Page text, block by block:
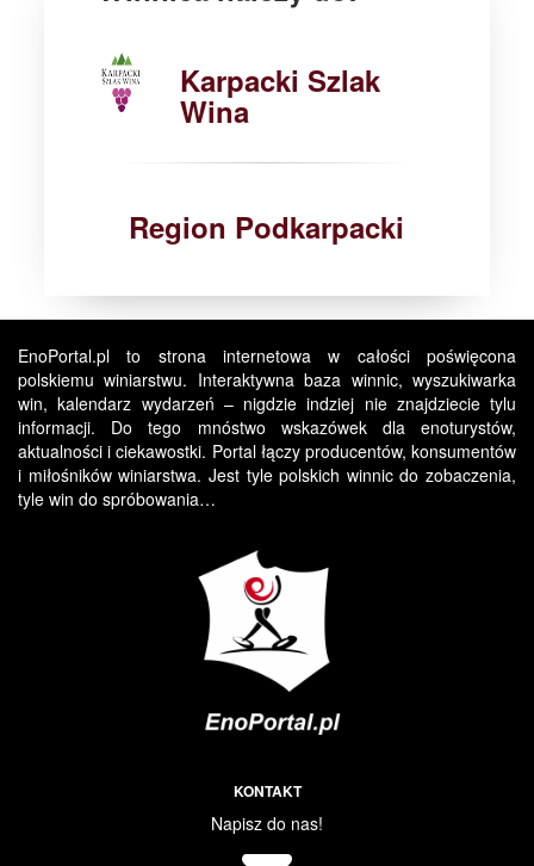
Karpacki Szlak
Wina
Region Podkarpacki
EnoPortal.pl to strona internetowa w całości poświęcona
polskiemu winiarstwu. Interaktywna baza winnic, wyszukiwarka
win, kalendarz wydarzeń – nigdzie indziej nie znajdziecie tylu
informacji. Do tego mnóstwo wskazówek dla enoturystów,
aktualności i ciekawostki. Portal łączy producentów, konsumentów
i miłośników winiarstwa. Jest tyle polskich winnic do zobaczenia,
tyle win do spróbowania…
KONTAKT
Napisz do nas!